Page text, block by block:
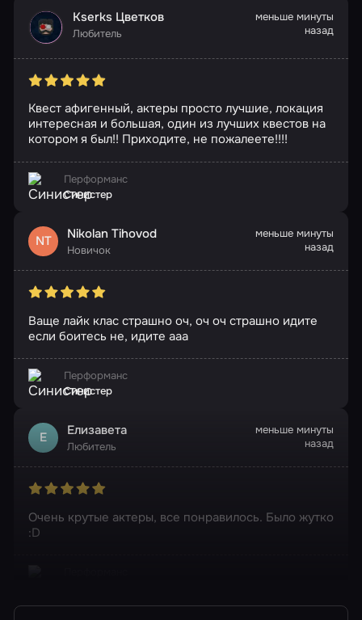
Kserks Цветков
Любитель
меньше минуты
назад
Квест афигенный, актеры просто лучшие, локация
интересная и большая, один из лучших квестов на
котором я был!! Приходите, не пожалеете!!!!
Перформанс
Синистер
NT Nikolan Tihovod
Новичок
меньше минуты
назад
Ваще лайк клас страшно оч, оч оч страшно идите
если боитесь не, идите ааа
Перформанс
Синистер
Е Елизавета
Любитель
меньше минуты
назад
Очень крутые актеры, все понравилось. Было жутко
:D